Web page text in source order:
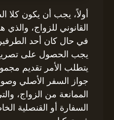
أولاً، يجب أن يكون كلا
في حال كان أحد
يجب الحصول على
يتطلب الأمر تقديم
جواز السفر الأصلي
الممانعة من الزواج،
السفارة أو القنصلية